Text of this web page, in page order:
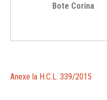
Bote Corina
Anexe la H.C.L. 339/2015